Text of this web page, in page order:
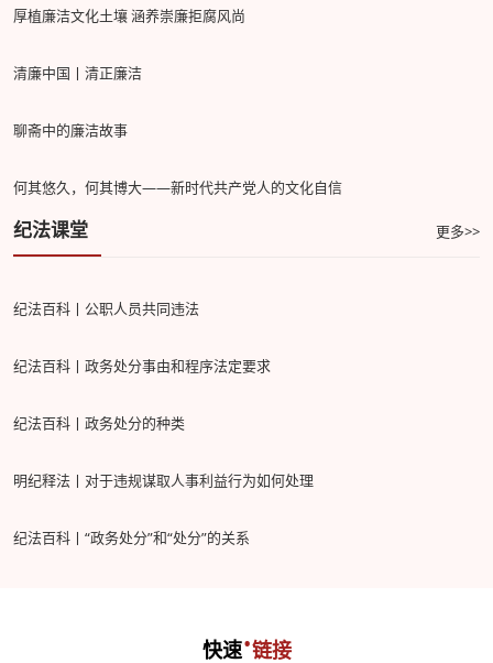
厚植廉洁文化土壤 涵养崇廉拒腐风尚
清廉中国丨清正廉洁
聊斋中的廉洁故事
何其悠久，何其博大——新时代共产党人的文化自信
纪法课堂 更多>>
纪法百科丨公职人员共同违法
纪法百科丨政务处分事由和程序法定要求
纪法百科丨政务处分的种类
明纪释法丨对于违规谋取人事利益行为如何处理
纪法百科丨“政务处分”和“处分”的关系
快速·链接